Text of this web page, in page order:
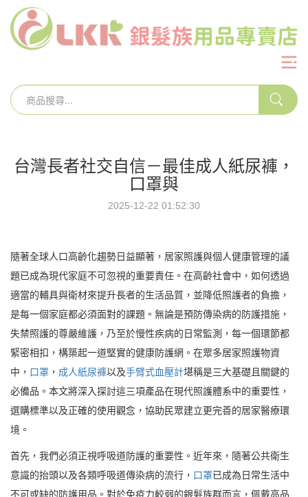
台灣長者社交自信－最佳成人紙尿褲，
口罩與
2025-12-22 01:52:30
隨著全球人口高齡化趨勢日益顯著，居家照護與個人健康管理的議
題已成為現代家庭不可忽視的重要責任。在高齡社會中，如何透過
適當的輔具與衛材來提升長者的生活品質，並降低照護者的負擔，
是每一個家庭都必須面對的課題。無論是預防傳染病的防護措施，
失禁照護的尊嚴維護，乃至於慢性疾病的日常監測，每一個環節都
緊密相扣，構築起一道堅實的健康防護網。在眾多居家照護物資
中， 口罩 ， 成人紙尿褲以及手臂式血壓計堪稱是三大基礎且關鍵的
必備品。本文將深入探討這三項產品在現代照護體系中的重要性，
選購標準以及正確的使用觀念，協助民眾建立更完善的居家醫療環
境。
首先，我們必須正視呼吸道防護的重要性。近年來，隨著公共衛生
意識的抬頭以及各類呼吸道傳染病的流行， 口罩已成為日常生活中
不可或缺的防護用品。對於免疫力較弱的銀髮族群而言，佩戴高品